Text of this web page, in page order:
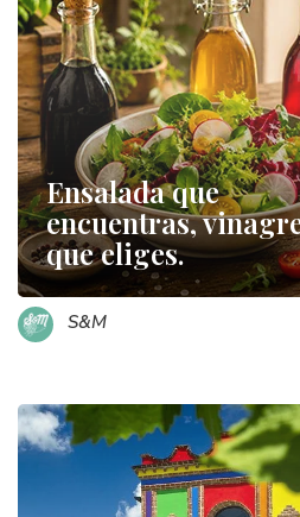
Ensalada que
encuentras,
que eliges.
S&M